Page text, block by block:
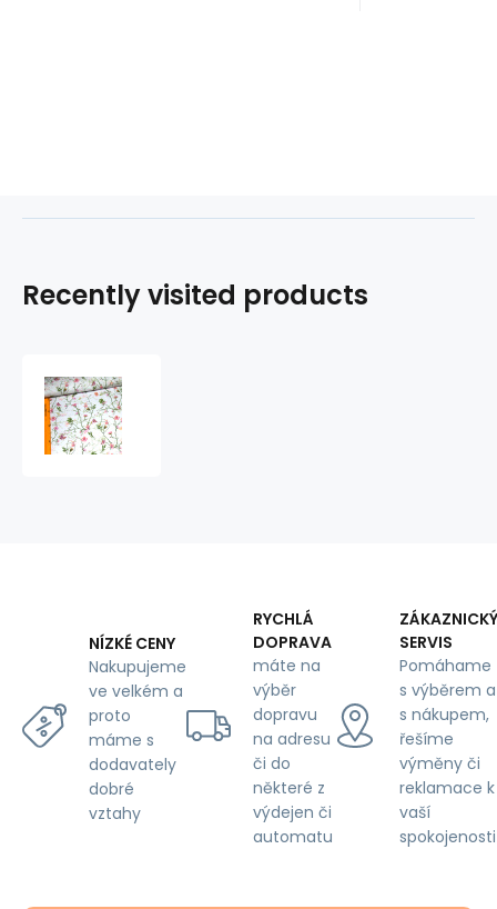
Recently visited products
on
white
NÍZKÉ CENY
Nakupujeme
ve velkém a
proto
máme s
dodavately
dobré
vztahy
RYCHLÁ
DOPRAVA
máte na
výběr
dopravu
na adresu
či do
některé z
výdejen či
automatu
ZÁKAZNICKÝ
SERVIS
Pomáhame
s výběrem a
s nákupem,
řešíme
výměny či
reklamace k
vaší
spokojenosti